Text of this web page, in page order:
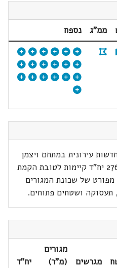
ממ"ג
נספח
עירונית במתחם ויצמן
ברמלה באמצעות פינוי של 276 יח"ד קיימות לטובת הקמת
מפורט של שכונת המגורים
ושטחים פתוחים.
מגרשים
מגורים
(מ"ר)
יח"ד